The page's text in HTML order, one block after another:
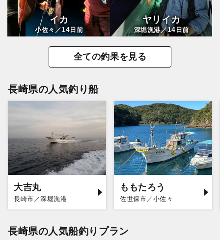
イカ
小佐々／14日前
ヤリイカ
深堀漁港／14 日前
全ての釣果を見る
長崎県の人気釣り船
大吉丸
長崎市／深堀漁港
ももたろう
佐世保市／小佐々
長崎県の人気船釣りプラン